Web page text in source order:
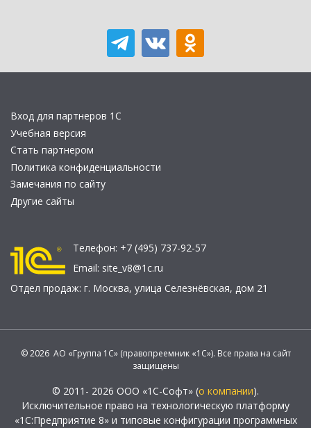
Вход для партнеров 1С
Учебная версия
Стать партнером
Политика конфиденциальности
Замечания по сайту
Другие сайты
Телефон: +7 (495) 737-92-57
Email: site_v8@1c.ru
Отдел продаж: г. Москва, улица Селезнёвская, дом 21
© 2026 АО «Группа 1С» (правопреемник «1С»). Все права на сайт
защищены
© 2011- 2026 ООО «1С-Софт» (о компании).
Исключительное право на технологическую платформу
«1С:Предприятие 8» и типовые конфигурации программных